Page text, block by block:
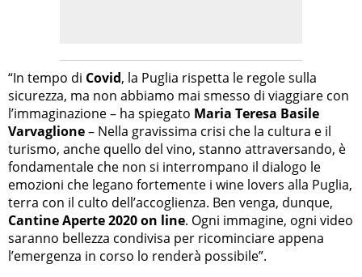
“In tempo di Covid, la Puglia rispetta le regole sulla
sicurezza, ma non abbiamo mai smesso di viaggiare con
l’immaginazione – ha spiegato Maria Teresa Basile
Varvaglione– Nella gravissima crisi che la cultura e il
turismo, anche quello del vino, stanno attraversando, è
fondamentale che non si interrompano il dialogo le
emozioni che legano fortemente i wine lovers alla Puglia,
terra con il culto dell’accoglienza. Ben venga, dunque,
Cantine Aperte 2020 on line. Ogni immagine, ogni video
saranno bellezza condivisa per ricominciare appena
l’emergenza in corso lo renderà possibile”.